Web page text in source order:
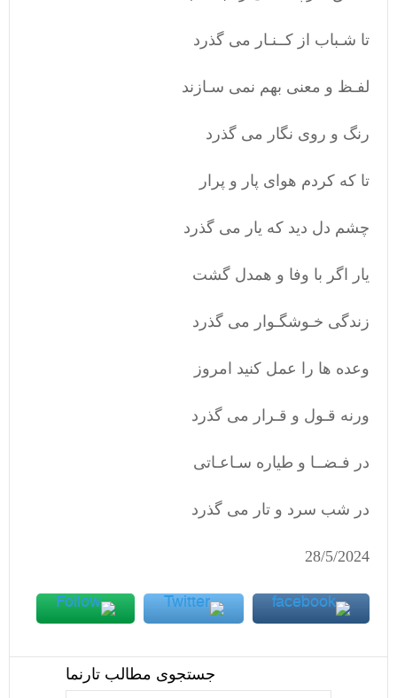
تا شـباب از کــنـار می گذرد
لفـظ و معنی بهم نمی سـازند
رنگ و روی نگار می گذرد
تا که کردم هوای پار و پرار
چشم دل دید که یار می گذرد
یار اگر با وفا و همدل گشت
زندگی خـوشگـوار می گذرد
وعده ها را عمل کنید امروز
ورنه قـول و قـرار می گذرد
در فـضــا و طیاره سـاعـاتی
در شب سرد و تار می گذرد
28/5/2024
جستجوی مطالب تارنما